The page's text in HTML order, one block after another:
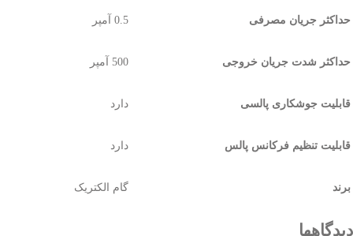
حداکثر جریان مصرفی 0.5 آمپر
حداکثر شدت جریان خروجی 500 آمپر
قابلیت جوشکاری پالسی دارد
قابلیت تنظیم فرکانس پالس دارد
برند گام الکتریک
دیدگاهها